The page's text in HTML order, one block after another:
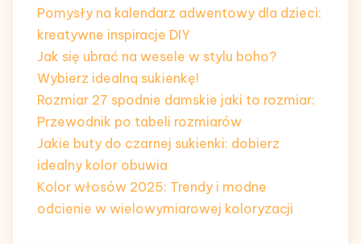
Pomysły na kalendarz adwentowy dla dzieci:
kreatywne inspiracje DIY
Jak się ubrać na wesele w stylu boho?
Wybierz idealną sukienkę!
Rozmiar 27 spodnie damskie jaki to rozmiar:
Przewodnik po tabeli rozmiarów
Jakie buty do czarnej sukienki: dobierz
idealny kolor obuwia
Kolor włosów 2025: Trendy i modne
odcienie w wielowymiarowej koloryzacji